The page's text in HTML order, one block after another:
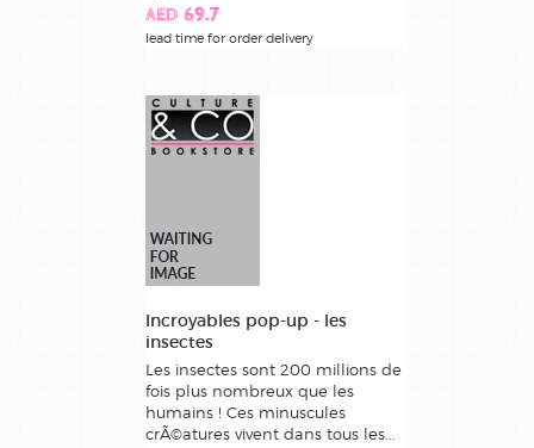
AED 69.7
lead time for order delivery
Incroyables pop-up - les
insectes
Les insectes sont 200 millions de
fois plus nombreux que les
humains ! Ces minuscules
crÃ©atures vivent dans tous les...